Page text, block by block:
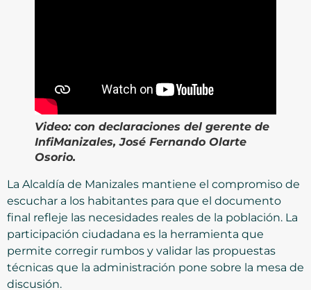
Video:con declaraciones del gerente de
InfiManizales, José Fernando Olarte
Osorio.
La Alcaldía de Manizales mantiene el compromiso de
escuchar a los habitantes para que el documento
final refleje las necesidades reales de la población. La
participación ciudadana es la herramienta que
permite corregir rumbos y validar las propuestas
técnicas que la administración pone sobre la mesa de
discusión.